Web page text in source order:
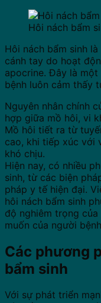
Hôi nách bẩm
Hôi nách bẩm sinh
cánh tay do hoạt
apocrine. Đây là
bệnh luôn cảm thấy
Nguyên nhân chính
hợp giữa mồ hôi, vi
Mồ hôi tiết ra từ
cao, khi tiếp xúc với
khó chịu.
Hiện nay, có nhiều
sinh, từ các biện
pháp y tế hiện đại.
hôi nách bẩm sinh
độ nghiêm trọng
muốn của người
Các phương
bẩm sinh
Với sự phát triển